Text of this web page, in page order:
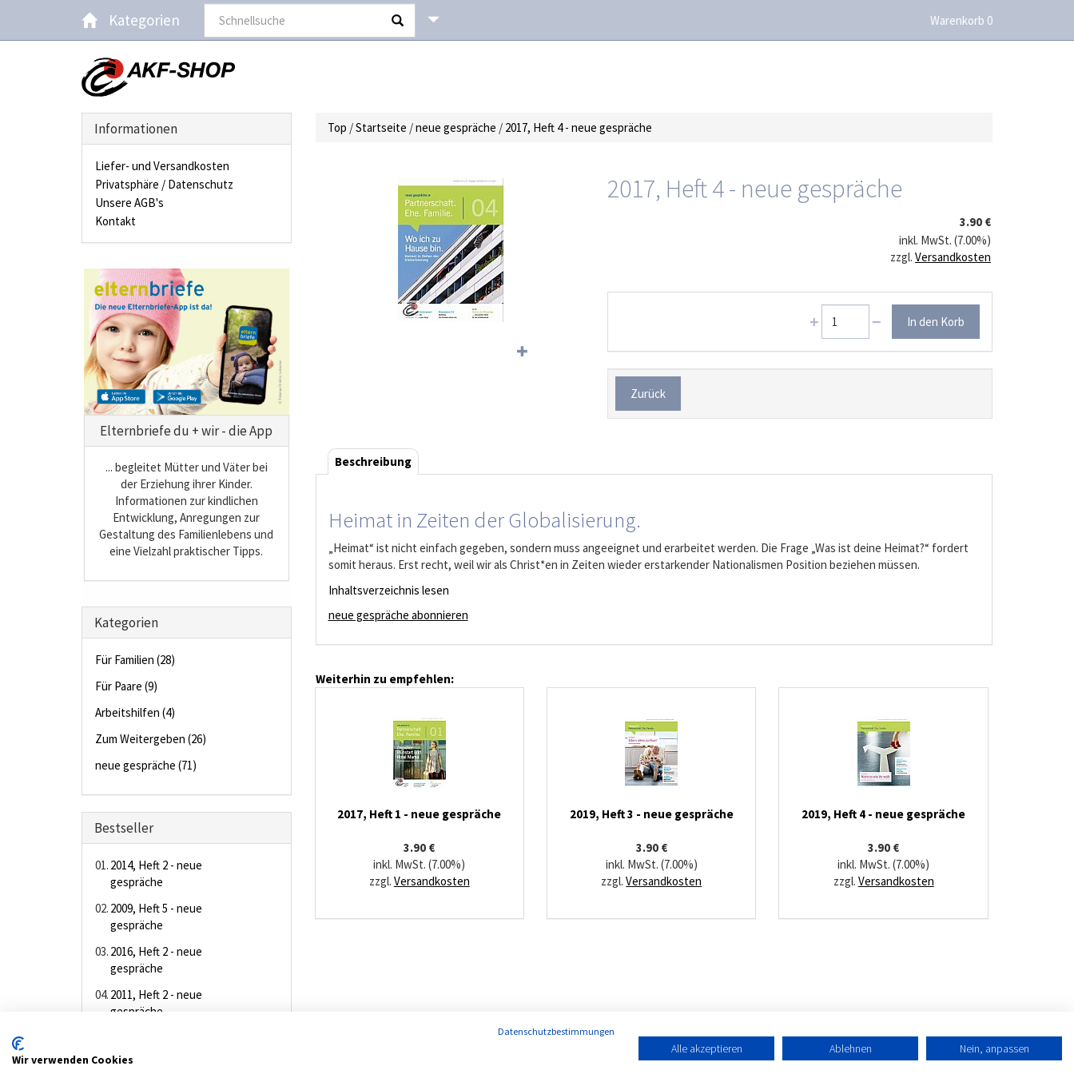
Kategorien Warenkorb 0
Top /Startseite /neue gespräche / 2017, Heft 4 - neue gespräche
2017, Heft 4 - neue gespräche
3.90 €
inkl. MwSt. (7.00%)
zzgl. Versandkosten
Zurück
Beschreibung
Heimat in Zeiten der Globalisierung.
„Heimat“ ist nicht einfach gegeben, sondern muss angeeignet und erarbeitet werden. Die Frage „Was ist deine Heimat?“ fordert
somit heraus. Erst recht, weil wir als Christ*en in Zeiten wieder erstarkender Nationalismen Position beziehen müssen.
Inhaltsverzeichnis lesen
neue gespräche abonnieren
Weiterhin zu empfehlen:
2017, Heft 1 - neue gespräche
3.90 €
inkl. MwSt. (7.00%)
zzgl. Versandkosten
2019, Heft 3 - neue gespräche
3.90 €
inkl. MwSt. (7.00%)
zzgl.Versandkosten
2019, Heft 4 - neue gespräche
3.90 €
inkl. MwSt. (7.00%)
zzgl. Versandkosten
Informationen
Liefer- und Versandkosten
Privatsphäre / Datenschutz
Unsere AGB's
Kontakt
Elternbriefe du + wir - die App
... begleitet Mütter und Väter bei
der Erziehung ihrer Kinder.
Informationen zur kindlichen
Entwicklung, Anregungen zur
Gestaltung des Familienlebens und
eine Vielzahl praktischer Tipps.
Kategorien
Für Familien (28)
Für Paare (9)
Arbeitshilfen (4)
Zum Weitergeben (26)
neue gespräche (71)
Bestseller
01. 2014, Heft 2 - neue
gespräche
02. 2009, Heft 5 - neue
gespräche
03. 2016, Heft 2 - neue
gespräche
04. 2011, Heft 2 - neue
gespräche
gespräche
Datenschutzbestimmungen
Wir verwenden Cookies
Alle akzeptieren Ablehnen Nein, anpassen